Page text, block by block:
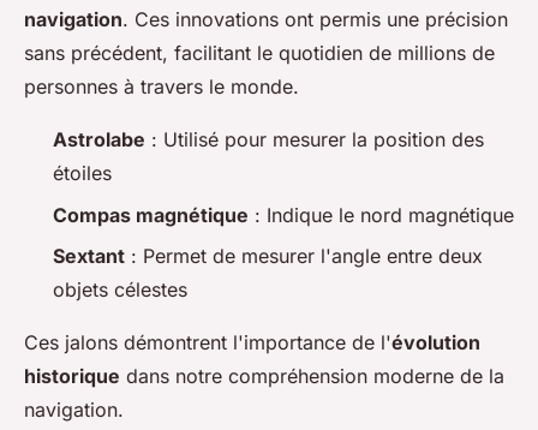
navigation. Ces innovations ont permis une précision
sans précédent, facilitant le quotidien de millions de
personnes à travers le monde.
Astrolabe : Utilisé pour mesurer la position des
étoiles
Compas magnétique : Indique le nord magnétique
Sextant : Permet de mesurer l'angle entre deux
objets célestes
Ces jalons démontrent l'importance de l'évolution
historique dans notre compréhension moderne de la
navigation.